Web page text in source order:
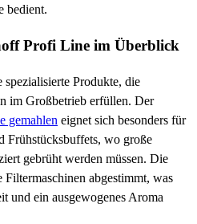
bedient.
Profi Line im Überblick
spezialisierte Produkte, die
im Großbetrieb erfüllen. Der
gemahlen eignet sich besonders für
Frühstücksbuffets, wo große
gebrüht werden müssen. Die
abgestimmt, was
und ein ausgewogenes Aroma